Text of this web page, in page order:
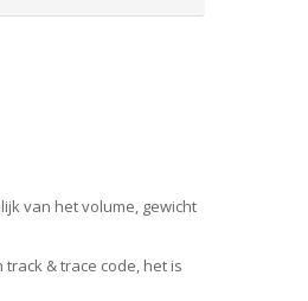
van het volume, gewicht
& trace code, het is